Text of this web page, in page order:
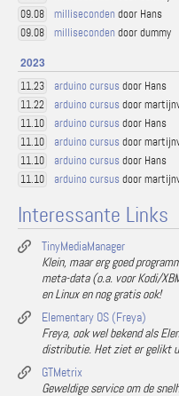
09.08 milliseconden door Hans
09.08 milliseconden door dummy
2023
11.23 arduino cursus door Hans
11.22 arduino cursus door
11.10 arduino cursus door Hans
11.10 arduino cursus door
11.10 arduino cursus door Hans
11.10 arduino cursus door
Interessante Links
TinyMediaManager
Klein, maar erg goed
meta-data (o.a. voor Kodi/
en Linux en nog gratis ook!
Elementary OS (Freya)
Freya, ook wel bekend als
distributie. Het ziet er gelikt
GTMetrix
Geweldige service om de